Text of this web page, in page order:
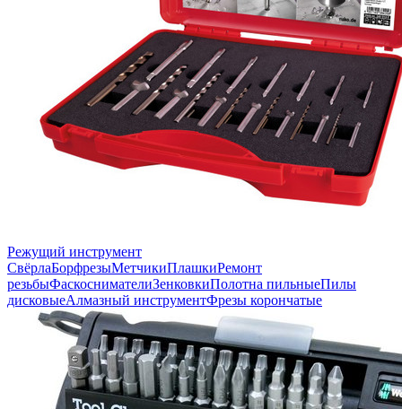
Режущий инструмент
СвёрлаБорфрезыМетчикиПлашкиРемонт
резьбыФаскоснимателиЗенковкиПолотна пильныеПилы
дисковыеАлмазный инструментФрезы корончатые